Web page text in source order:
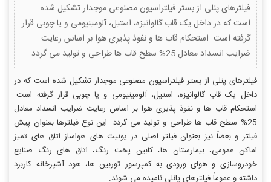
فیلترهای پنلی از بستر فیلتراسیون مصنوعی موجدار تشکیل شده
است که در داخل یک قاب گالوانیزه، استیل، آلومینیومی و یا چوبی قرار
گرفته است. استحكام قاب ها و نفوذ پذیری هوا بر اساس رعایت
ضرایب انسداد معادل 25% سطح قاب ها طراحی و تولید می گردد.
فیلترهای پنلی از بستر فیلتراسیون مصنوعی موجدار تشکیل شده است که در
داخل یک قاب گالوانیزه، استیل، آلومینیومی و یا چوبی قرار گرفته است.
استحكام قاب ها و نفوذ پذیری هوا بر اساس رعایت ضرایب انسداد معادل
25% سطح قاب ها طراحی و تولید می گردد. این نوع فیلترها بعنوان پیش
فیلتر و بعضاً نیز بعنوان فیلتر اصلی در یونیت های هواساز اتاق های تمیز
اماكن عمومی، بیمارستان ها، كابین پخت رنگ، اتاق های رنگ صنایع
خودروسازی و هوای ورودی به كمپرسور توربین ها، هود آشپرخانه كاربرد
داشته و عموماً فیلترهای پانلی نامیده می شوند.